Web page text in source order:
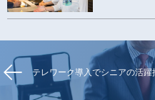
テレワーク導入でシニアの活躍